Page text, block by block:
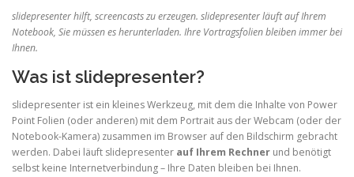
slidepresenter hilft, screencasts zu erzeugen. slidepresenter läuft auf Ihrem
Notebook, Sie müssen es herunterladen. Ihre Vortragsfolien bleiben immer bei
Ihnen.
Was ist slidepresenter?
slidepresenter ist ein kleines Werkzeug, mit dem die Inhalte von Power
Point Folien (oder anderen) mit dem Portrait aus der Webcam (oder der
Notebook-Kamera) zusammen im Browser auf den Bildschirm gebracht
werden. Dabei läuft slidepresenter auf Ihrem Rechner und benötigt
selbst keine Internetverbindung – Ihre Daten bleiben bei Ihnen.